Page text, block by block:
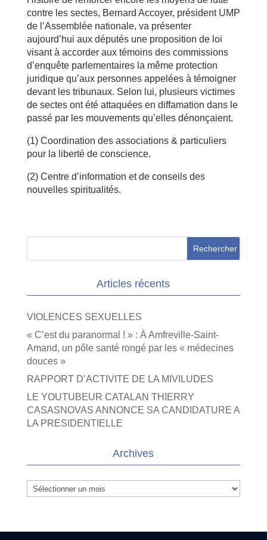
contre les sectes, Bernard Accoyer, président UMP
de l’Assemblée nationale, va présenter
aujourd’hui aux députés une proposition de loi
visant à accorder aux témoins des commissions
d’enquête parlementaires la même protection
juridique qu’aux personnes appelées à témoigner
devant les tribunaux. Selon lui, plusieurs victimes
de sectes ont été attaquées en diffamation dans le
passé par les mouvements qu’elles dénonçaient.
(1) Coordination des associations & particuliers
pour la liberté de conscience.
(2) Centre d’information et de conseils des
nouvelles spiritualités.
Articles récents
VIOLENCES SEXUELLES
« C’est du paranormal ! » : À Amfreville-Saint-
Amand, un pôle santé rongé par les « médecines
douces »
RAPPORT D’ACTIVITE DE LA MIVILUDES
LE YOUTUBEUR CATALAN THIERRY
CASASNOVAS ANNONCE SA CANDIDATURE A
LA PRESIDENTIELLE
Archives
Archives